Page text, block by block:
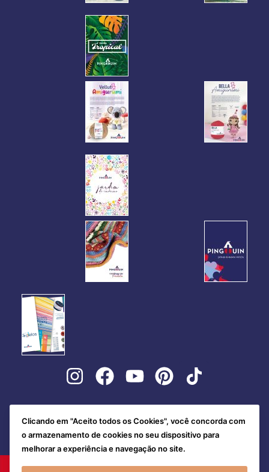
Clicando em "Aceito todos os Cookies", você concorda com
o armazenamento de cookies no seu dispositivo para
melhorar a experiência e navegação no site.